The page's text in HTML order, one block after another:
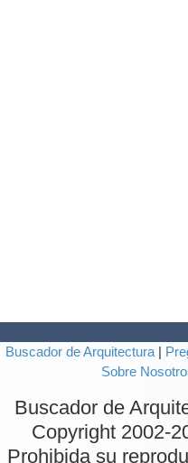
Buscador de Arquitectura
Sobre
Buscador de
Copyright 2002-
Prohibida su